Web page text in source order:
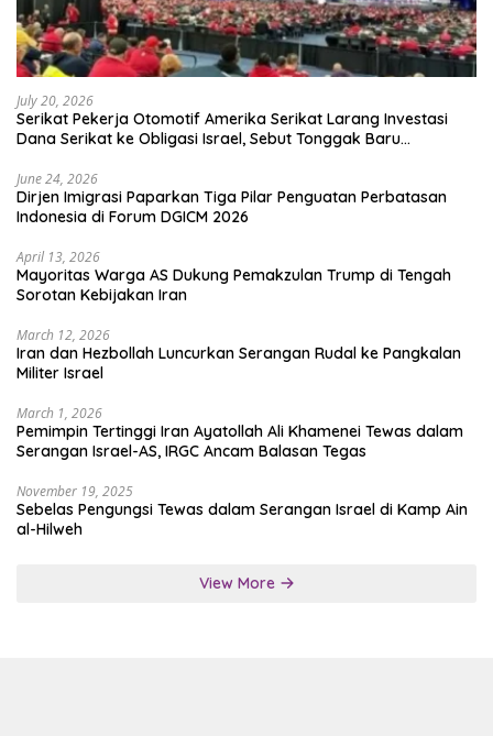
July 20, 2026
Serikat Pekerja Otomotif Amerika Serikat Larang Investasi
Dana Serikat ke Obligasi Israel, Sebut Tonggak Baru
June 24, 2026
Dirjen Imigrasi Paparkan Tiga Pilar Penguatan Perbatasan
Indonesia di Forum DGICM 2026
April 13, 2026
Mayoritas Warga AS Dukung Pemakzulan Trump di Tengah
Sorotan Kebijakan Iran
March 12, 2026
Iran dan Hezbollah Luncurkan Serangan Rudal ke Pangkalan
Militer Israel
March 1, 2026
Pemimpin Tertinggi Iran Ayatollah Ali Khamenei Tewas dalam
Serangan Israel-AS, IRGC Ancam Balasan Tegas
November 19, 2025
Sebelas Pengungsi Tewas dalam Serangan Israel di Kamp Ain
al-Hilweh
View More